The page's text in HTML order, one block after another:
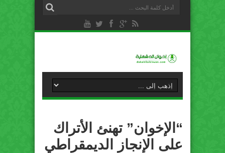
“الإخوان” تهنئ الأتراك
على الإنجاز الديمقراطي